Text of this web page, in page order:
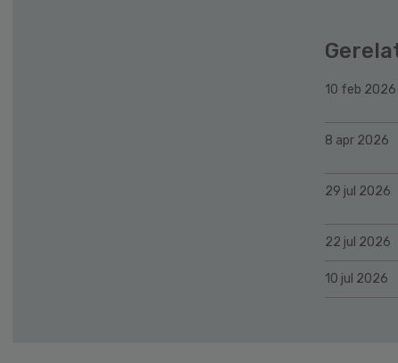
10 feb 2026
8 apr 2026
29 jul 2026
22 jul 2026
10 jul 2026